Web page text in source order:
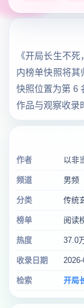
《开局长生不
内榜单快照将其
快照位置为第 6
作品与观察收录
作者 以非
频道 男频
分类 传统
榜单 阅读
热度 37.0
收录日期
检索 开局